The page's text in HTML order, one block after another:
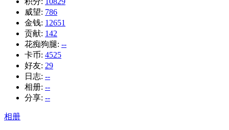
威望: 786
金钱: 12651
贡献: 142
花痴狗腿: --
卡币: 4525
好友: 29
日志: --
相册: --
分享: --
相册